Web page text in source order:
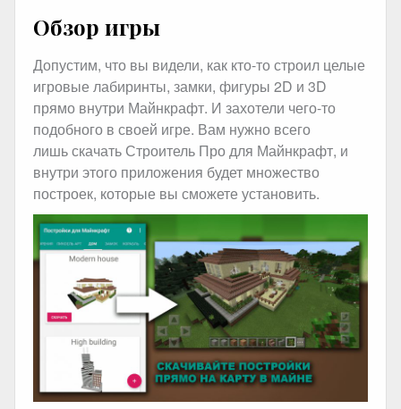
Обзор игры
Допустим, что вы видели, как кто-то строил целые
игровые лабиринты, замки, фигуры 2D и 3D
прямо внутри Майнкрафт. И захотели чего-то
подобного в своей игре. Вам нужно всего
лишь скачать Строитель Про для Майнкрафт, и
внутри этого приложения будет множество
построек, которые вы сможете установить.